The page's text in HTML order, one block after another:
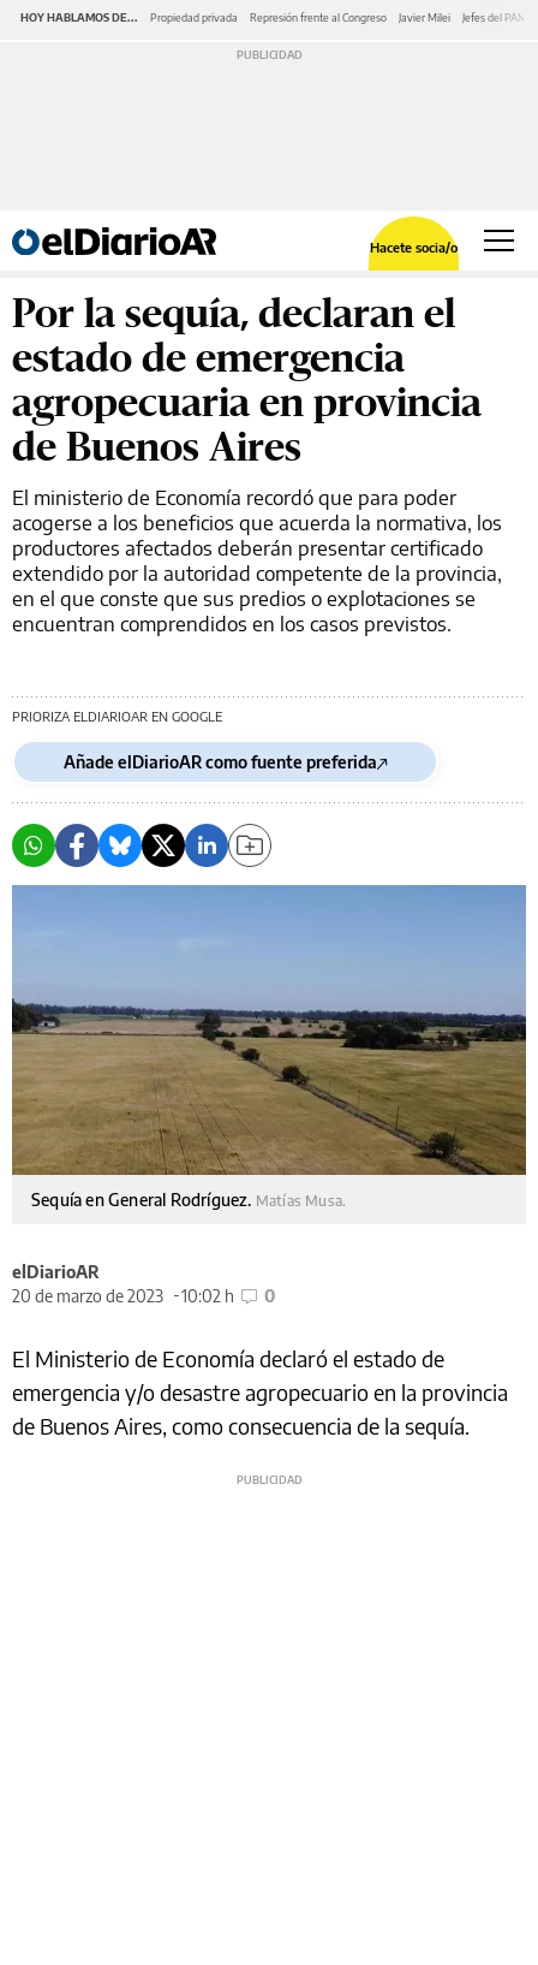
HOY HABLAMOS DE... Propiedad privada Represión frente al Congreso Javier Milei Jefes del PAMI
Hacete socia/o
Por la sequía, declaran el
estado de emergencia
agropecuaria en provincia
de Buenos Aires
El ministerio de Economía recordó que para poder
acogerse a los beneficios que acuerda la normativa, los
productores afectados deberán presentar certificado
extendido por la autoridad competente de la provincia,
en el que conste que sus predios o explotaciones se
encuentran comprendidos en los casos previstos.
PRIORIZA ELDIARIOAR EN GOOGLE
Añade elDiarioAR como fuente preferida
Sequía en General Rodríguez. Matías Musa.
elDiarioAR
20 de marzo de 2023
10:02 h 0
El Ministerio de Economía declaró el estado de
emergencia y/o desastre agropecuario en la provincia
de Buenos Aires, como consecuencia de la sequía.